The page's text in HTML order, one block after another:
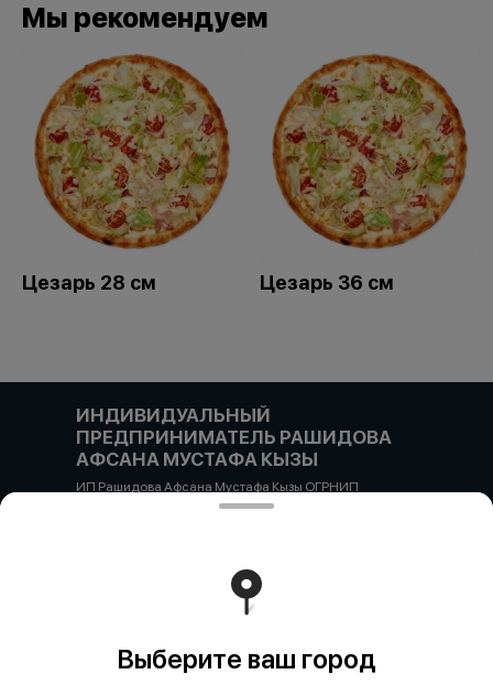
Мы рекомендуем
Цезарь 28 см Цезарь 36 см
ИНДИВИДУАЛЬНЫЙ
ПРЕДПРИНИМАТЕЛЬ РАШИДОВА
АФСАНА МУСТАФА КЫЗЫ
ИП Рашидова Афсана Мустафа Кызы ОГРНИП
322784700051126 ИНН 781719784300 Российская
Работает на эффективном ядре
Выберите ваш город